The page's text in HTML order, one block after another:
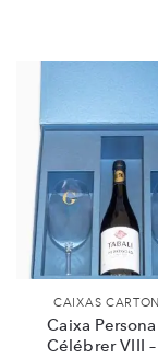
CAIXAS
Caixa
Célébrer VIII